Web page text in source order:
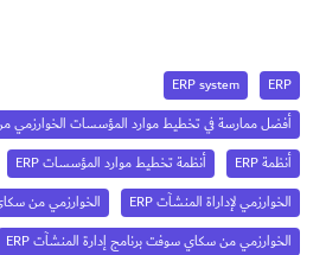
ERP
ERP system
أفضل ممارسة في تخطيط موارد المؤسسات
أنظمة ERP
أنظمة تخطيط موارد المؤسسات ERP
الخوارزمي لإداراة المنشآت ERP
الخوارزمي من
الخوارزمي من سكاي سوفت برنامج إدارة المنشآت ERP